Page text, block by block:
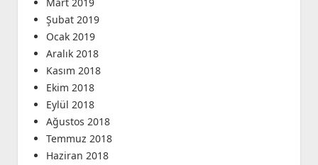
Mart 2019
Şubat 2019
Ocak 2019
Aralık 2018
Kasım 2018
Ekim 2018
Eylül 2018
Ağustos 2018
Temmuz 2018
Haziran 2018